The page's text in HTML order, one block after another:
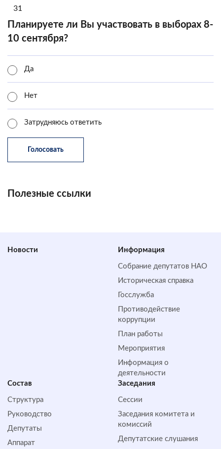
31
Планируете ли Вы участвовать в выборах 8-
10 сентября?
Да
Нет
Затрудняюсь ответить
Полезные ссылки
Новости Информация
Собрание депутатов НАО
Историческая справка
Госслужба
Противодействие
коррупции
План работы
Мероприятия
Информация о
деятельности
Состав
Структура
Руководство
Депутаты
Аппарат
Заседания
Сессии
Заседания комитета и
комиссий
Депутатские слушания